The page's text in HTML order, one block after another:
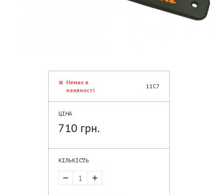
Немає в
наявності
11C7
ЦІНА
710 грн.
КІЛЬКІСТЬ